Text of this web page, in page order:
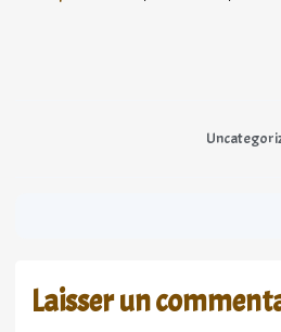
Laisser un